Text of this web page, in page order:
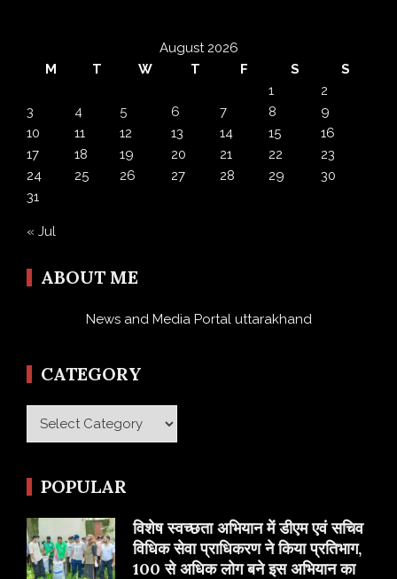
August 2026
M
T W T F S
S
1
2
3
4 5 6 7 8
9
10
11 12 13 14 15
16
17
18 19 20 21 22
23
24
25 26 27 28 29
30
31
« Jul
ABOUT ME
News and Media Portal uttarakhand
CATEGORY
Category
POPULAR
विशेष स्वच्छता अभियान में डीएम एवं सचिव
विधिक सेवा प्राधिकरण ने किया प्रतिभाग,
100 से अधिक लोग बने इस अभियान का